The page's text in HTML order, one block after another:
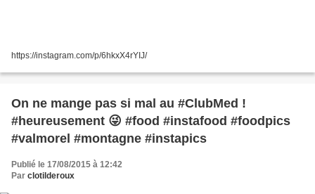
https://instagram.com/p/6hkxX4rYIJ/
On ne mange pas si mal au #ClubMed !
#heureusement 😜 #food #instafood #foodpics
#valmorel #montagne #instapics
Publié le 17/08/2015 à 12:42
Par clotilderoux